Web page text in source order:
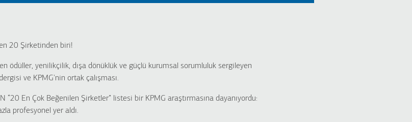
20 Şirketinden biri!
ödüller, yenilikçilik, dışa dönüklük ve güçlü kurumsal sorumluluk sergileyen
ve KPMG'nin ortak çalışması.
“20 En Çok Beğenilen Şirketler” listesi bir KPMG araştırmasına dayanıyordu:
profesyonel yer aldı.